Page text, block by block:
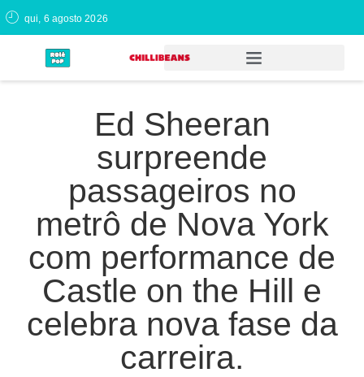
qui, 6 agosto 2026
Ed Sheeran
surpreende
passageiros no
metrô de Nova York
com performance de
Castle on the Hill e
celebra nova fase da
carreira.